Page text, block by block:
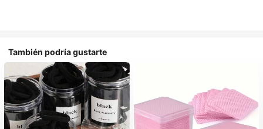
También podría gustarte